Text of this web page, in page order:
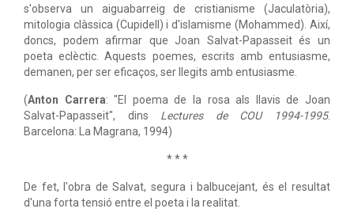
s'observa un aiguabarreig de cristianisme (Jaculatòria),
mitologia clàssica (Cupidell) i d'islamisme (Mohammed). Així,
doncs, podem afirmar que Joan Salvat-Papasseit és un
poeta eclèctic. Aquests poemes, escrits amb entusiasme,
demanen, per ser eficaços, ser llegits amb entusiasme.
(Anton Carrera: "El poema de la rosa als llavis de Joan
Salvat-Papasseit", dins Lectures de COU 1994-1995.
Barcelona: La Magrana, 1994)
* * *
De fet, l'obra de Salvat, segura i balbucejant, és el resultat
d'una forta tensió entre el poeta i la realitat.